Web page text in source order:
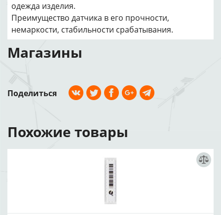
одежда изделия.
Преимущество датчика в его прочности,
немаркости, стабильности срабатывания.
Магазины
Поделиться
Похожие товары